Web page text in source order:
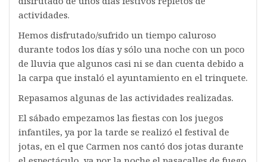
actividades.
Hemos disfrutado/sufrido un tiempo caluroso
durante todos los días y sólo una noche con un poco
de lluvia que algunos casi ni se dan cuenta debido a
la carpa que instaló el ayuntamiento en el trinquete.
Repasamos algunas de las actividades realizadas.
El sábado empezamos las fiestas con los juegos
infantiles, ya por la tarde se realizó el festival de
jotas, en el que Carmen nos cantó dos jotas durante